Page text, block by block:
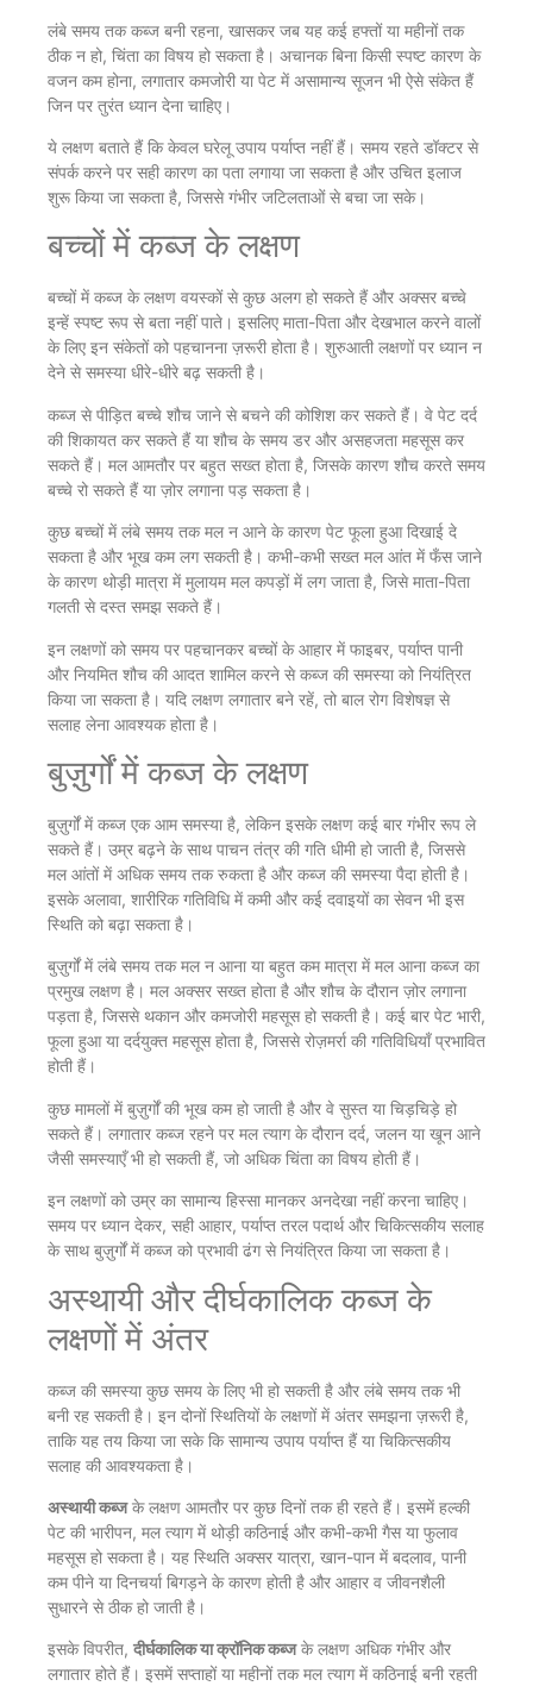
लंबे समय तक कब्ज बनी रहना, खासकर जब यह कई हफ्तों या महीनों तक
ठीक न हो, चिंता का विषय हो सकता है। अचानक बिना किसी स्पष्ट कारण के
वजन कम होना, लगातार कमजोरी या पेट में असामान्य सूजन भी ऐसे संकेत हैं
जिन पर तुरंत ध्यान देना चाहिए।
ये लक्षण बताते हैं कि केवल घरेलू उपाय पर्याप्त नहीं हैं। समय रहते डॉक्टर से
संपर्क करने पर सही कारण का पता लगाया जा सकता है और उचित इलाज
शुरू किया जा सकता है, जिससे गंभीर जटिलताओं से बचा जा सके।
बच्चों में कब्ज के लक्षण
बच्चों में कब्ज के लक्षण वयस्कों से कुछ अलग हो सकते हैं और अक्सर बच्चे
इन्हें स्पष्ट रूप से बता नहीं पाते। इसलिए माता-पिता और देखभाल करने वालों
के लिए इन संकेतों को पहचानना ज़रूरी होता है। शुरुआती लक्षणों पर ध्यान न
देने से समस्या धीरे-धीरे बढ़ सकती है।
कब्ज से पीड़ित बच्चे शौच जाने से बचने की कोशिश कर सकते हैं। वे पेट दर्द
की शिकायत कर सकते हैं या शौच के समय डर और असहजता महसूस कर
सकते हैं। मल आमतौर पर बहुत सख्त होता है, जिसके कारण शौच करते समय
बच्चे रो सकते हैं या ज़ोर लगाना पड़ सकता है।
कुछ बच्चों में लंबे समय तक मल न आने के कारण पेट फूला हुआ दिखाई दे
सकता है और भूख कम लग सकती है। कभी-कभी सख्त मल आंत में फँस जाने
के कारण थोड़ी मात्रा में मुलायम मल कपड़ों में लग जाता है, जिसे माता-पिता
गलती से दस्त समझ सकते हैं।
इन लक्षणों को समय पर पहचानकर बच्चों के आहार में फाइबर, पर्याप्त पानी
और नियमित शौच की आदत शामिल करने से कब्ज की समस्या को नियंत्रित
किया जा सकता है। यदि लक्षण लगातार बने रहें, तो बाल रोग विशेषज्ञ से
सलाह लेना आवश्यक होता है।
बुज़ुर्गों में कब्ज के लक्षण
बुज़ुर्गों में कब्ज एक आम समस्या है, लेकिन इसके लक्षण कई बार गंभीर रूप ले
सकते हैं। उम्र बढ़ने के साथ पाचन तंत्र की गति धीमी हो जाती है, जिससे
मल आंतों में अधिक समय तक रुकता है और कब्ज की समस्या पैदा होती है।
इसके अलावा, शारीरिक गतिविधि में कमी और कई दवाइयों का सेवन भी इस
स्थिति को बढ़ा सकता है।
बुज़ुर्गों में लंबे समय तक मल न आना या बहुत कम मात्रा में मल आना कब्ज का
प्रमुख लक्षण है। मल अक्सर सख्त होता है और शौच के दौरान ज़ोर लगाना
पड़ता है, जिससे थकान और कमजोरी महसूस हो सकती है। कई बार पेट भारी,
फूला हुआ या दर्दयुक्त महसूस होता है, जिससे रोज़मर्रा की गतिविधियाँ प्रभावित
होती हैं।
कुछ मामलों में बुज़ुर्गों की भूख कम हो जाती है और वे सुस्त या चिड़चिड़े हो
सकते हैं। लगातार कब्ज रहने पर मल त्याग के दौरान दर्द, जलन या खून आने
जैसी समस्याएँ भी हो सकती हैं, जो अधिक चिंता का विषय होती हैं।
इन लक्षणों को उम्र का सामान्य हिस्सा मानकर अनदेखा नहीं करना चाहिए।
समय पर ध्यान देकर, सही आहार, पर्याप्त तरल पदार्थ और चिकित्सकीय सलाह
के साथ बुज़ुर्गों में कब्ज को प्रभावी ढंग से नियंत्रित किया जा सकता है।
अस्थायी और दीर्घकालिक कब्ज के
लक्षणों में अंतर
कब्ज की समस्या कुछ समय के लिए भी हो सकती है और लंबे समय तक भी
बनी रह सकती है। इन दोनों स्थितियों के लक्षणों में अंतर समझना ज़रूरी है,
ताकि यह तय किया जा सके कि सामान्य उपाय पर्याप्त हैं या चिकित्सकीय
सलाह की आवश्यकता है।
अस्थायी कब्जके लक्षण आमतौर पर कुछ दिनों तक ही रहते हैं। इसमें हल्की
पेट की भारीपन, मल त्याग में थोड़ी कठिनाई और कभी-कभी गैस या फुलाव
महसूस हो सकता है। यह स्थिति अक्सर यात्रा, खान-पान में बदलाव, पानी
कम पीने या दिनचर्या बिगड़ने के कारण होती है और आहार व जीवनशैली
सुधारने से ठीक हो जाती है।
इसके विपरीत, दीर्घकालिक या क्रॉनिक कब्जके लक्षण अधिक गंभीर और
लगातार होते हैं। इसमें सप्ताहों या महीनों तक मल त्याग में कठिनाई बनी रहती